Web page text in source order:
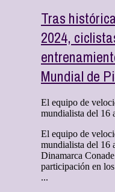
Tras
2024,
Mundial de
El equipo de
mundialista del 16
El equipo de
mundialista del 16
Dinamarca
participación en
...